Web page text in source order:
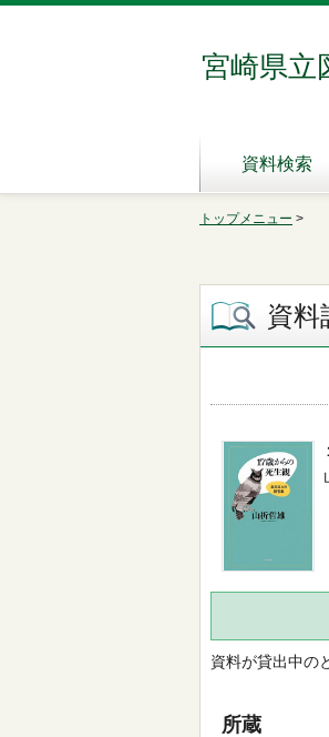
宮崎県立
資料検索
トップメニュー >
資料
資料が貸出中の
所蔵